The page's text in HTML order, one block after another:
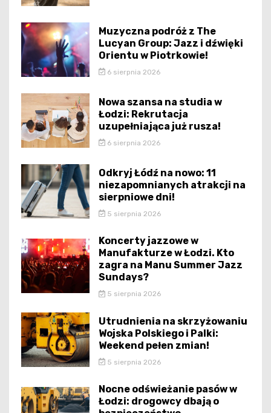
Muzyczna podróż z The
Lucyan Group: Jazz i dźwięki
Orientu w Piotrkowie!
6 sierpnia 2026
Nowa szansa na studia w
Łodzi: Rekrutacja
uzupełniająca już rusza!
6 sierpnia 2026
Odkryj Łódź na nowo: 11
niezapomnianych atrakcji na
sierpniowe dni!
5 sierpnia 2026
Koncerty jazzowe w
Manufakturze w Łodzi. Kto
zagra na Manu Summer Jazz
Sundays?
5 sierpnia 2026
Utrudnienia na skrzyżowaniu
Wojska Polskiego i Palki:
Weekend pełen zmian!
5 sierpnia 2026
Nocne odświeżanie pasów w
Łodzi: drogowcy dbają o